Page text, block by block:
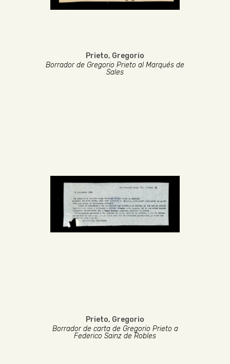
Prieto, Gregorio
Borrador de Gregorio Prieto al Marqués de
Sales
Prieto, Gregorio
Borrador de carta de Gregorio Prieto a
Federico Sainz de Robles